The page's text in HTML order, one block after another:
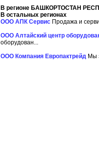
В регионе БАШКОРТОСТАН
В остальных регионах
ООО АПК Сервис Продажа и
ООО Алтайский центр
оборудован...
ООО Компания Европактрейд Мы